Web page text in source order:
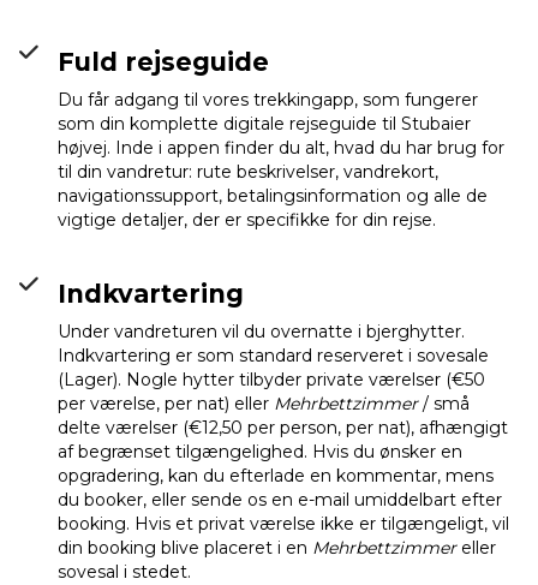
Fuld rejseguide
Du får adgang til vores trekkingapp, som fungerer
som din komplette digitale rejseguide til Stubaier
højvej. Inde i appen finder du alt, hvad du har brug for
til din vandretur: rute beskrivelser, vandrekort,
navigationssupport, betalingsinformation og alle de
vigtige detaljer, der er specifikke for din rejse.
Indkvartering
Under vandreturen vil du overnatte i bjerghytter.
Indkvartering er som standard reserveret i sovesale
(Lager). Nogle hytter tilbyder private værelser (€50
per værelse, per nat) eller Mehrbettzimmer/ små
delte værelser (€12,50 per person, per nat), afhængigt
af begrænset tilgængelighed. Hvis du ønsker en
opgradering, kan du efterlade en kommentar, mens
du booker, eller sende os en e-mail umiddelbart efter
booking. Hvis et privat værelse ikke er tilgængeligt, vil
din booking blive placeret i en Mehrbettzimmereller
sovesal i stedet.